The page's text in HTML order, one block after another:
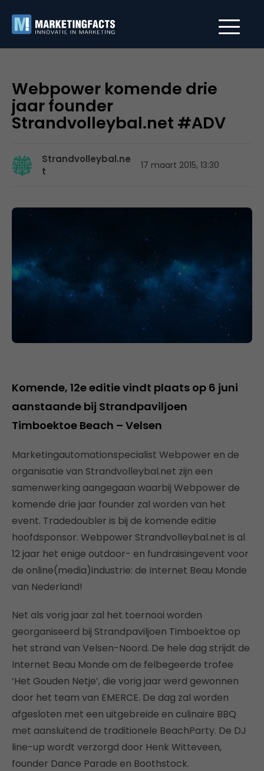
Webpower komende drie
jaar founder
Strandvolleybal.net #ADV
Strandvolleybal.ne
t
17 maart 2015, 13:30
Komende, 12e editie vindt plaats op 6 juni
aanstaande bij Strandpaviljoen
Timboektoe Beach – Velsen
Marketingautomationspecialist Webpower en de
organisatie van Strandvolleybal.net zijn een
samenwerking aangegaan waarbij Webpower de
komende drie jaar founder zal worden van het
event. Tradedoubler is bij de komende editie
hoofdsponsor. Webpower Strandvolleybal.net is al
12 jaar het enige outdoor- en fundraisingevent voor
de online(media)industrie: de Internet Beau Monde
van Nederland!
Net als vorig jaar zal het toernooi worden
georganiseerd bij Strandpaviljoen Timboektoe op
het strand van Velsen-Noord. De hele dag strijdt de
Internet Beau Monde om de felbegeerde trofee
‘Het Gouden Netje’, die vorig jaar werd gewonnen
door het team van EMERCE. De dag zal worden
afgesloten met een uitgebreide en culinaire BBQ
met aansluitend de traditionele BeachParty. De DJ
line-up wordt verzorgd door Henk Witteveen,
founder Dance Parade en Boothstock.